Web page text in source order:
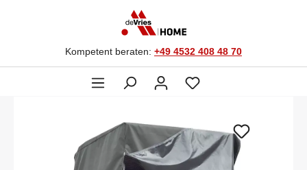
Kompetent beraten: +49 4532 408 48 70